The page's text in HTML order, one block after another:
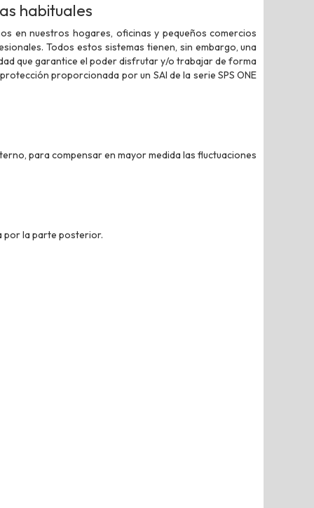
habituales
en nuestros hogares, oficinas y pequeños comercios
Todos estos sistemas tienen, sin embargo, una
que garantice el poder disfrutar y/o trabajar de forma
proporcionada por un SAI de la serie SPS ONE
para compensar en mayor medida las fluctuaciones
por la parte posterior.